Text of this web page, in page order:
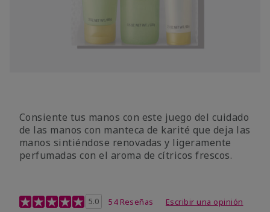
Consiente tus manos con este juego del cuidado
de las manos con manteca de karité que deja las
manos sintiéndose renovadas y ligeramente
perfumadas con el aroma de cítricos frescos.
Calificación de clientes de 4,7 de 5
5.0 54 Reseñas Escribir una opinión